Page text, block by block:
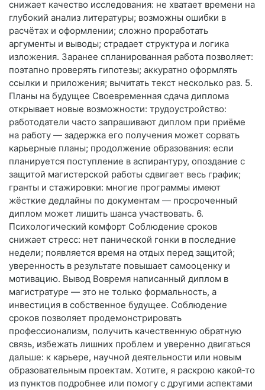
снижает качество исследования: не хватает времени на
глубокий анализ литературы; возможны ошибки в
расчётах и оформлении; сложно проработать
аргументы и выводы; страдает структура и логика
изложения. Заранее спланированная работа позволяет:
поэтапно проверять гипотезы; аккуратно оформлять
ссылки и приложения; вычитать текст несколько раз. 5.
Планы на будущее Своевременная сдача диплома
открывает новые возможности: трудоустройство:
работодатели часто запрашивают диплом при приёме
на работу — задержка его получения может сорвать
карьерные планы; продолжение образования: если
планируется поступление в аспирантуру, опоздание с
защитой магистерской работы сдвигает весь график;
гранты и стажировки: многие программы имеют
жёсткие дедлайны по документам — просроченный
диплом может лишить шанса участвовать. 6.
Психологический комфорт Соблюдение сроков
снижает стресс: нет панической гонки в последние
недели; появляется время на отдых перед защитой;
уверенность в результате повышает самооценку и
мотивацию. Вывод Вовремя написанный диплом в
магистратуре — это не только формальность, а
инвестиция в собственное будущее. Соблюдение
сроков позволяет продемонстрировать
профессионализм, получить качественную обратную
связь, избежать лишних проблем и уверенно двигаться
дальше: к карьере, научной деятельности или новым
образовательным проектам. Хотите, я раскрою какой‑то
из пунктов подробнее или помогу с другими аспектами